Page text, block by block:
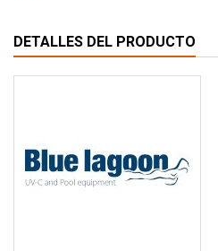
DETALLES DEL PRODUCTO